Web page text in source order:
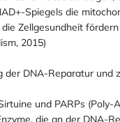
des Zellstoffwechsels
Faktor im
Zellen. Studien zeigen,
Spiegels die
Zellgesundheit fördern
2015)